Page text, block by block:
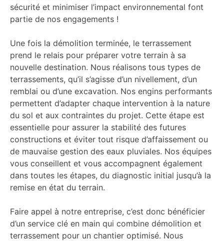
sécurité et minimiser l’impact environnemental font
partie de nos engagements !
Une fois la démolition terminée, le terrassement
prend le relais pour préparer votre terrain à sa
nouvelle destination. Nous réalisons tous types de
terrassements, qu’il s’agisse d’un nivellement, d’un
remblai ou d’une excavation. Nos engins performants
permettent d’adapter chaque intervention à la nature
du sol et aux contraintes du projet. Cette étape est
essentielle pour assurer la stabilité des futures
constructions et éviter tout risque d’affaissement ou
de mauvaise gestion des eaux pluviales. Nos équipes
vous conseillent et vous accompagnent également
dans toutes les étapes, du diagnostic initial jusqu’à la
remise en état du terrain.
Faire appel à notre entreprise, c’est donc bénéficier
d’un service clé en main qui combine démolition et
terrassement pour un chantier optimisé. Nous